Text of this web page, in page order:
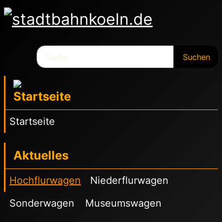
Suchen
Startseite
Aktuelles
Hochflurwagen
Niederflurwagen
Sonderwagen
Museumswagen